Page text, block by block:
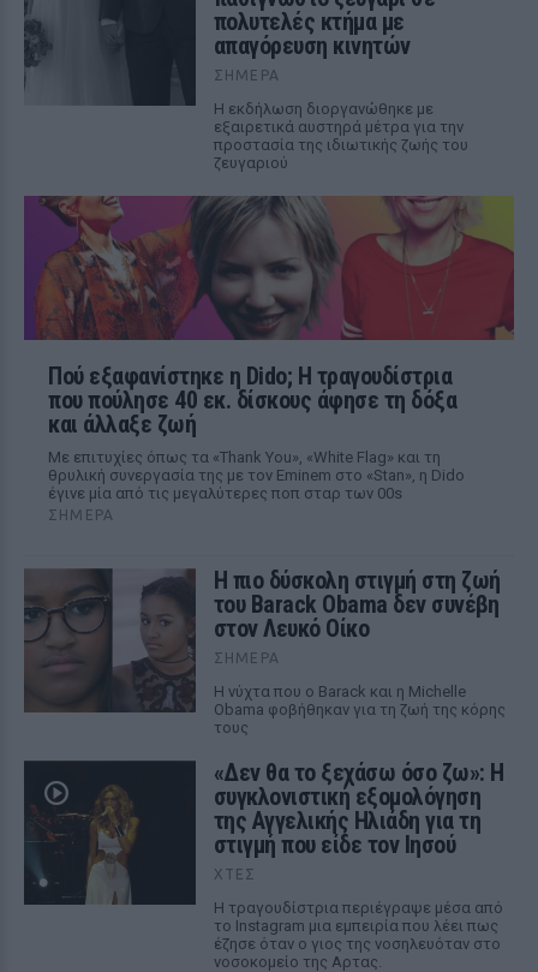
πολυτελές κτήμα με
απαγόρευση κινητών
ΣΉΜΕΡΑ
Η εκδήλωση διοργανώθηκε με
εξαιρετικά αυστηρά μέτρα για την
προστασία της ιδιωτικής ζωής του
ζευγαριού
Πού εξαφανίστηκε η Dido; Η τραγουδίστρια
που πούλησε 40 εκ. δίσκους άφησε τη δόξα
και άλλαξε ζωή
Με επιτυχίες όπως τα «Thank You», «White Flag» και τη
θρυλική συνεργασία της με τον Eminem στο «Stan», η Dido
έγινε μία από τις μεγαλύτερες ποπ σταρ των 00s
ΣΉΜΕΡΑ
Η πιο δύσκολη στιγμή στη ζωή
του Barack Obama δεν συνέβη
στον Λευκό Οίκο
ΣΉΜΕΡΑ
Η νύχτα που ο Barack και η Michelle
Obama φοβήθηκαν για τη ζωή της κόρης
τους
«Δεν θα το ξεχάσω όσο ζω»: Η
συγκλονιστική εξομολόγηση
της Αγγελικής Ηλιάδη για τη
στιγμή που είδε τον Ιησού
ΧΤΕΣ
Η τραγουδίστρια περιέγραψε μέσα από
το Instagram μια εμπειρία που λέει πως
έζησε όταν ο γιος της νοσηλευόταν στο
νοσοκομείο της Αρτας.